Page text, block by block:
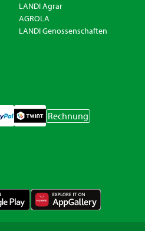
LANDI Agrar
AGROLA
LANDI Genossenschaften
Rechnung